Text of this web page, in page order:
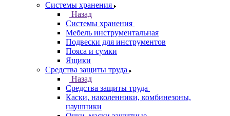
Системы хранения
Назад
Системы хранения
Мебель инструментальная
Подвески для инструментов
Пояса и сумки
Ящики
Средства защиты труда
Назад
Средства защиты труда
Каски, наколенники, комбинезоны,
наушники